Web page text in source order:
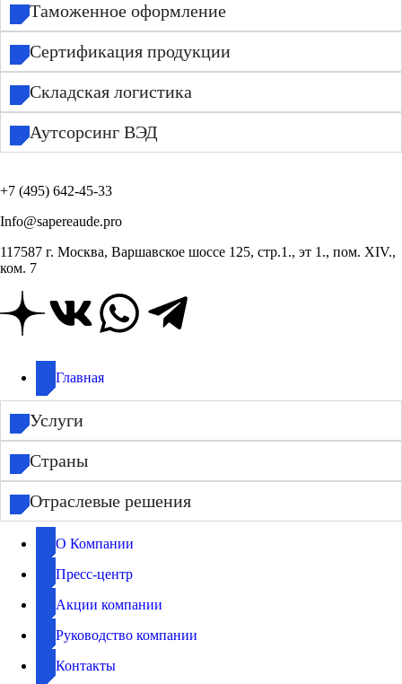
Таможенное оформление
Сертификация продукции
Складская логистика
Аутсорсинг ВЭД
+7 (495) 642-45-33
Info@sapereaude.pro
117587 г. Москва, Варшавское шоссе 125, стр.1., эт 1., пом. XIV.,
ком. 7
Главная
Услуги
Страны
Отраслевые решения
О Компании
Пресс-центр
Акции компании
Руководство компании
Контакты